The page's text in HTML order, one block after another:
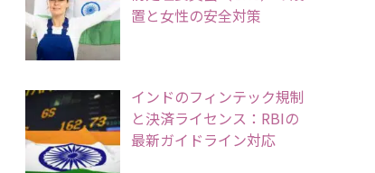
置と女性の安全対策
インドのフィンテック規制
と決済ライセンス：RBIの
最新ガイドライン対応